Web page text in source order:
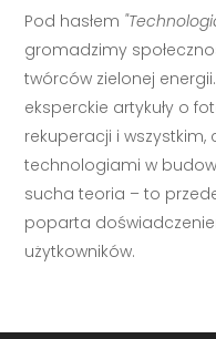
Pod hasłem
gromadzimy
twórców zielonej
eksperckie artykuły o
rekuperacji i
technologiami w
sucha teoria – to
poparta
użytkowników.